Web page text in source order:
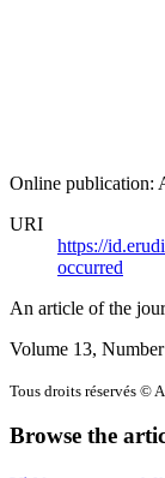
Online publication:
URI
https://
occurred
An article of the
Volume 13,
Tous droits réservés ©
Browse the